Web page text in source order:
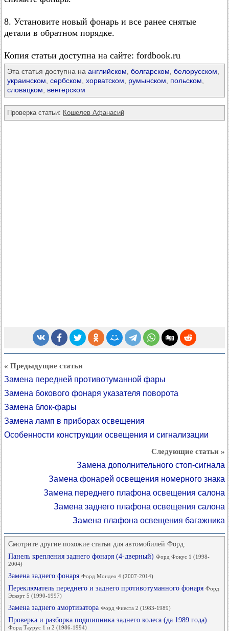
8. Установите новый фонарь и все ранее снятые
детали в обратном порядке.
Копия статьи доступна на сайте: fordbook.ru
Эта статья доступна на английском болгарском белорусском
украинском сербском хорватском румынском польском
словацком
венгерском
Проверка статьи: Кошелев Афанасий
« Предыдущие статьи
Замена передней противотуманной фары
Замена бокового фонаря указателя поворота
Замена блок-фары
Замена ламп в приборах освещения
Особенности конструкции освещения и сигнализации
Следующие статьи »
Замена дополнительного стоп-сигнала
Замена фонарей освещения номерного знака
Замена переднего плафона освещения салона
Замена заднего плафона освещения салона
Замена плафона освещения багажника
Смотрите другие похожие статьи для автомобилей Форд:
Панель крепления заднего фонаря (4-дверный) Форд Фокус 1 (1998-
2004)
Замена заднего фонаря Форд Мондео 4 (2007-2014)
Переключатель переднего и заднего противотуманного фонаря Форд
Эскорт 5 (1990-1997)
Замена заднего амортизатора Форд Фиеста 2 (1983-1989)
Проверка и разборка подшипника заднего колеса (да 1989 года)
Форд Таурус 1 и 2 (1986-1994)